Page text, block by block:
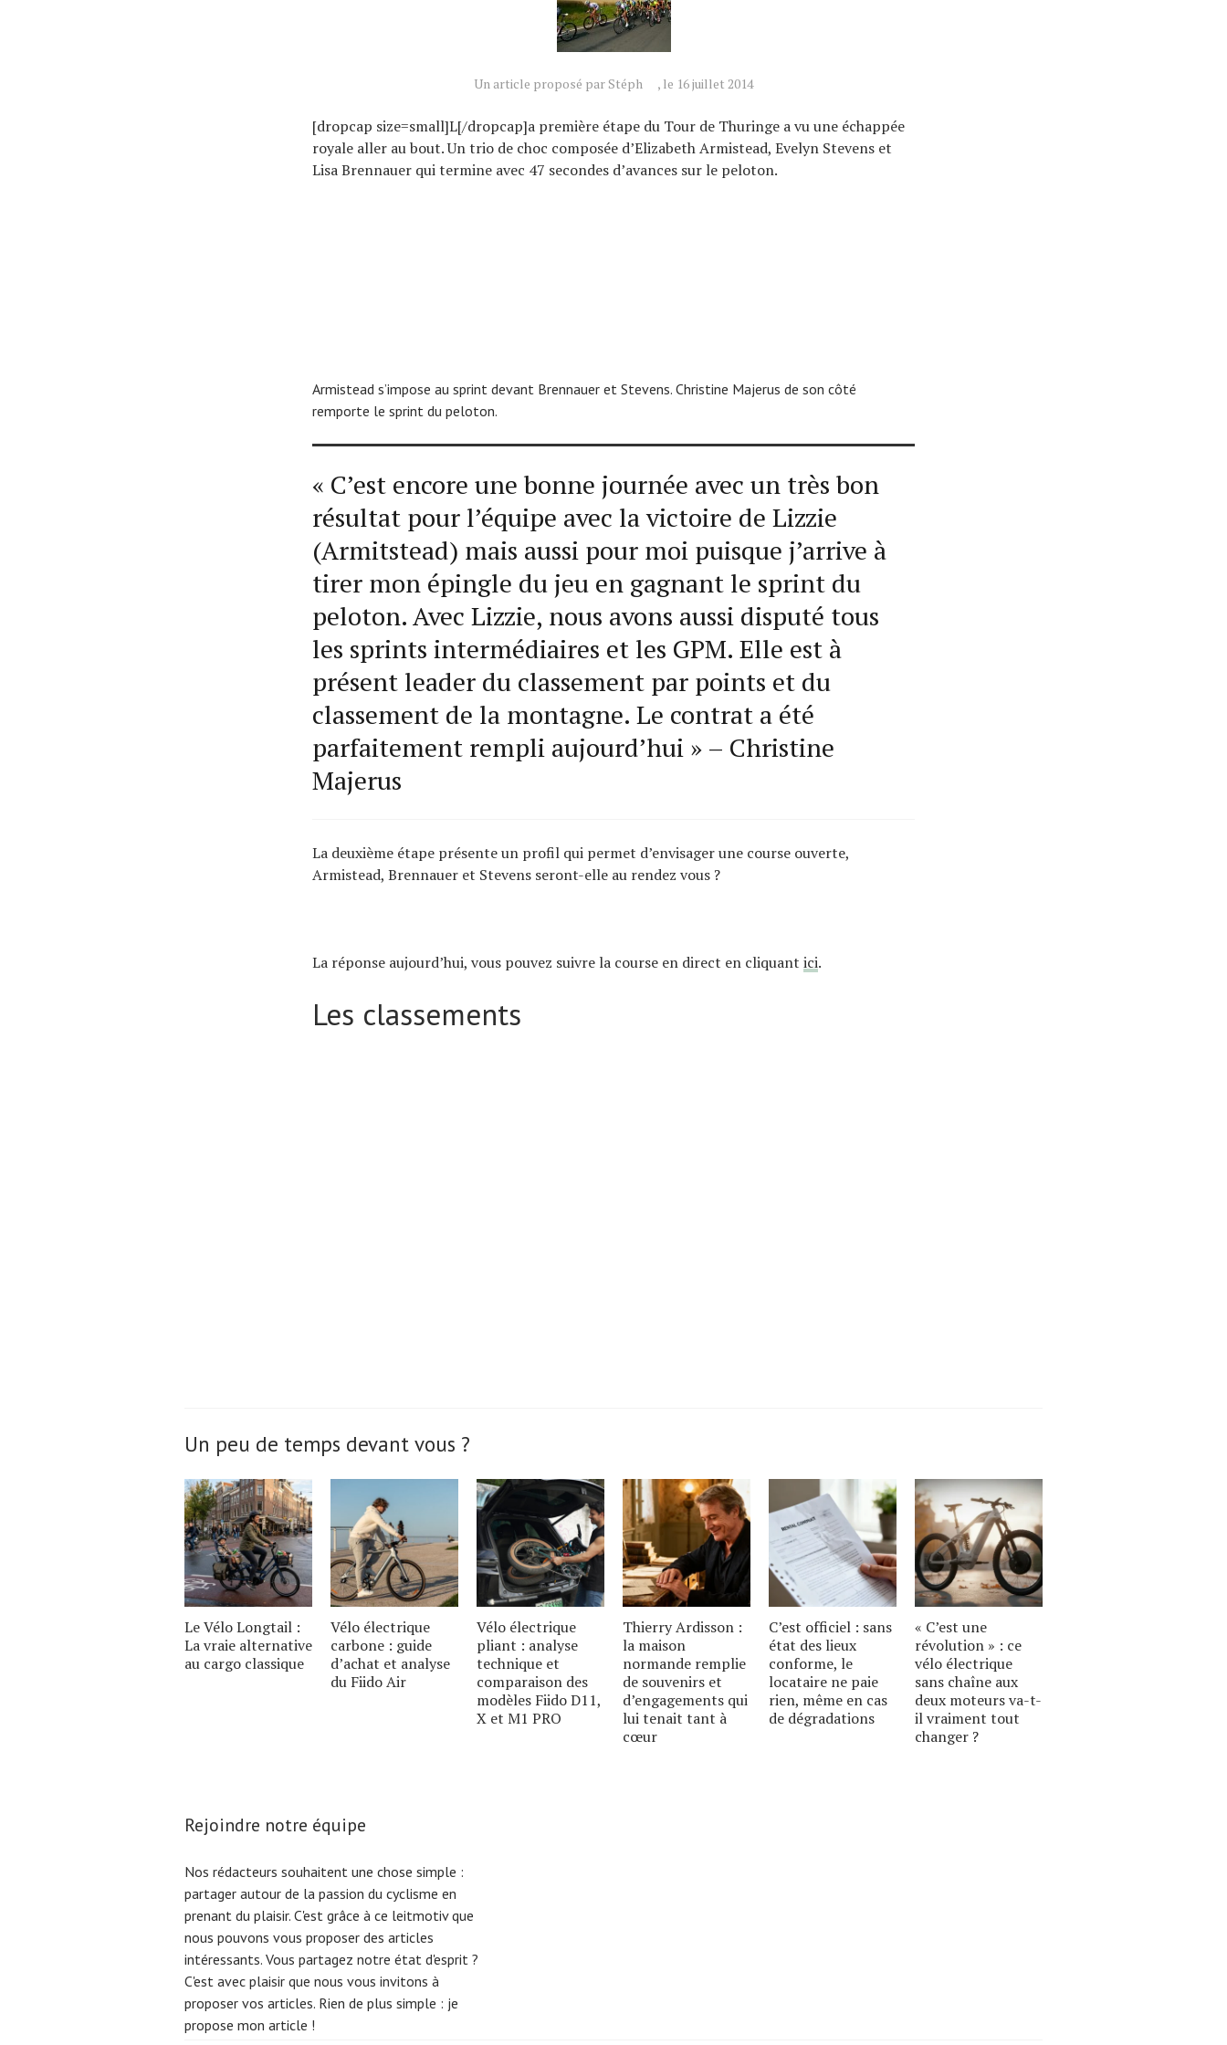
Un article proposé par Stéph , le 16 juillet 2014
[dropcap size=small]L[/dropcap]a première étape du Tour de Thuringe a vu une échappée
royale aller au bout. Un trio de choc composée d’Elizabeth Armistead, Evelyn Stevens et
Lisa Brennauer qui termine avec 47 secondes d’avances sur le peloton.
Armistead s’impose au sprint devant Brennauer et Stevens. Christine Majerus de son côté
remporte le sprint du peloton.
« C’est encore une bonne journée avec un très bon
résultat pour l’équipe avec la victoire de Lizzie
(Armitstead) mais aussi pour moi puisque j’arrive à
tirer mon épingle du jeu en gagnant le sprint du
peloton. Avec Lizzie, nous avons aussi disputé tous
les sprints intermédiaires et les GPM. Elle est à
présent leader du classement par points et du
classement de la montagne. Le contrat a été
parfaitement rempli aujourd’hui » – Christine
Majerus
La deuxième étape présente un profil qui permet d’envisager une course ouverte,
Armistead, Brennauer et Stevens seront-elle au rendez vous ?
La réponse aujourd’hui, vous pouvez suivre la course en direct en cliquant ici.
Les classements
Un peu de temps devant vous ?
Le Vélo Longtail :
La vraie alternative
au cargo classique
Vélo électrique
carbone : guide
d’achat et analyse
du Fiido Air
Vélo électrique
pliant : analyse
technique et
comparaison des
modèles Fiido D11,
X et M1 PRO
Thierry Ardisson :
la maison
normande remplie
de souvenirs et
d’engagements qui
lui tenait tant à
cœur
C’est officiel : sans
état des lieux
conforme, le
locataire ne paie
rien, même en cas
de dégradations
« C’est une
révolution » : ce
vélo électrique
sans chaîne aux
deux moteurs va-t-
il vraiment tout
changer ?
Rejoindre notre équipe
Nos rédacteurs souhaitent une chose simple :
partager autour de la passion du cyclisme en
prenant du plaisir. C'est grâce à ce leitmotiv que
nous pouvons vous proposer des articles
intéressants. Vous partagez notre état d'esprit ?
C'est avec plaisir que nous vous invitons à
proposer vos articles. Rien de plus simple : je
propose mon article !